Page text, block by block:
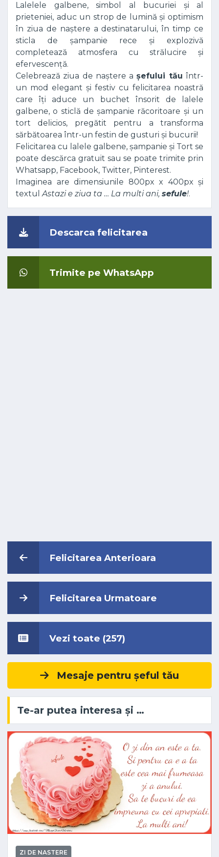
Lalelele galbene, simbol al bucuriei și al
prieteniei, aduc un strop de lumină și optimism
în ziua de naștere a destinatarului, în timp ce
sticla de șampanie rece și explozivă
completează atmosfera cu strălucire și
efervescență.
Celebrează ziua de naștere așefului tău într-
un mod elegant și festiv cu felicitarea noastră
care îți aduce un buchet însorit de lalele
galbene, o sticlă de șampanie răcoritoare și un
tort delicios, pregătit pentru a transforma
sărbătoarea într-un festin de gusturi și bucurii!
Felicitarea cu lalele galbene, șampanie și Tort se
poate descărca gratuit sau se poate trimite prin
Whatsapp, Facebook, Twitter, Pinterest.
Imaginea are dimensiunile 800px x 400px și
textulAstazi e ziua ta … La multi ani, sefule!.
Descarca felicitarea
Trimite pe WhatsApp
Felicitarea Anterioara
Felicitarea Urmatoare
Vezi toate (257)
Mesaje pentru șeful tău
Te-ar putea interesa și …
ZI DE NASTERE